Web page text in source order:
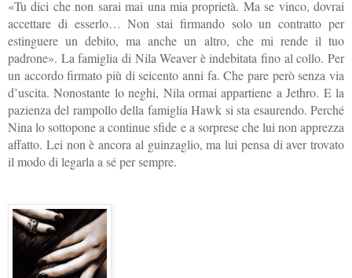
«Tu dici che non sarai mai una mia proprietà. Ma se vinco, dovrai
accettare di esserlo… Non stai firmando solo un contratto per
estinguere un debito, ma anche un altro, che mi rende il tuo
padrone». La famiglia di Nila Weaver è indebitata fino al collo. Per
un accordo firmato più di seicento anni fa. Che pare però senza via
d’uscita. Nonostante lo neghi, Nila ormai appartiene a Jethro. E la
pazienza del rampollo della famiglia Hawk si sta esaurendo. Perché
Nina lo sottopone a continue sfide e a sorprese che lui non apprezza
affatto. Lei non è ancora al guinzaglio, ma lui pensa di aver trovato
il modo di legarla a sé per sempre.